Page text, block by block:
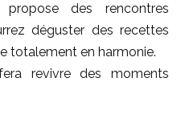
des rencontres
déguster des recettes
totalement en harmonie.
revivre des moments